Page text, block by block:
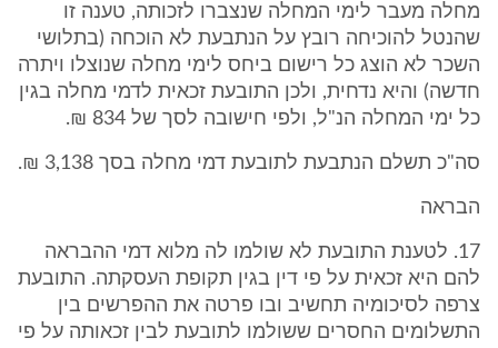
מחלה מעבר לימי המחלה שנצברו לזכותה, טענה זו
שהנטל להוכיחה רובץ על הנתבעת לא הוכחה (בתלושי
השכר לא הוצג כל רישום ביחס לימי מחלה שנוצלו ויתרה
חדשה) והיא נדחית, ולכן התובעת זכאית לדמי מחלה בגין
כל ימי המחלה הנ"ל, ולפי חישובה לסך של 834 ₪.
סה"כ תשלם הנתבעת לתובעת דמי מחלה בסך 3,138 ₪.
הבראה
17. לטענת התובעת לא שולמו לה מלוא דמי ההבראה
להם היא זכאית על פי דין בגין תקופת העסקתה. התובעת
צרפה לסיכומיה תחשיב ובו פרטה את ההפרשים בין
התשלומים החסרים ששולמו לתובעת לבין זכאותה על פי